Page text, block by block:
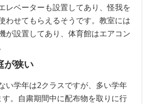
レベーターも設置してあり、怪我を
わせてもらえるそうです。教室には
が設置してあり、体育館はエアコン
が狭い
い学年は2クラスですが、多い学年
。自粛期間中に配布物を取りに行